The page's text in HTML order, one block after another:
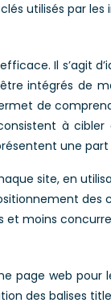
utilisés par
Il
intégrés de
de
à
une
site, en
moins
page web
des balises